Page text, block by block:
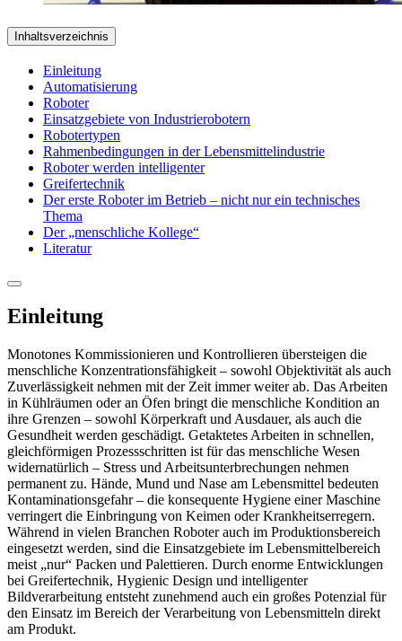
Inhaltsverzeichnis
Einleitung
Automatisierung
Roboter
Einsatzgebiete von Industrierobotern
Robotertypen
Rahmenbedingungen in der Lebensmittelindustrie
Roboter werden intelligenter
Greifertechnik
Der erste Roboter im Betrieb – nicht nur ein technisches
Thema
Der „menschliche Kollege“
Literatur
Einleitung
Monotones Kommissionieren und Kontrollieren übersteigen die
menschliche Konzentrationsfähigkeit – sowohl Objektivität als auch
Zuverlässigkeit nehmen mit der Zeit immer weiter ab. Das Arbeiten
in Kühlräumen oder an Öfen bringt die menschliche Kondition an
ihre Grenzen – sowohl Körperkraft und Ausdauer, als auch die
Gesundheit werden geschädigt. Getaktetes Arbeiten in schnellen,
gleichförmigen Prozessschritten ist für das menschliche Wesen
widernatürlich – Stress und Arbeitsunterbrechungen nehmen
permanent zu. Hände, Mund und Nase am Lebensmittel bedeuten
Kontaminationsgefahr – die konsequente Hygiene einer Maschine
verringert die Einbringung von Keimen oder Krankheitserregern.
Während in vielen Branchen Roboter auch im Produktionsbereich
eingesetzt werden, sind die Einsatzgebiete im Lebensmittelbereich
meist „nur“ Packen und Palettieren. Durch enorme Entwicklungen
bei Greifertechnik, Hygienic Design und intelligenter
Bildverarbeitung entsteht zunehmend auch ein großes Potenzial für
den Einsatz im Bereich der Verarbeitung von Lebensmitteln direkt
am Produkt.